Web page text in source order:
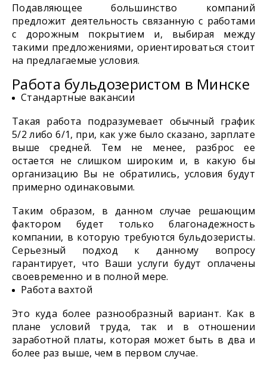
Подавляющее большинство компаний
предложит деятельность связанную с работами
с дорожным покрытием и, выбирая между
такими предложениями, ориентироваться стоит
на предлагаемые условия.
Работа бульдозеристом в Минске
Стандартные вакансии
Такая работа подразумевает обычный график
5/2 либо 6/1, при, как уже было сказано, зарплате
выше средней. Тем не менее, разброс ее
остается не слишком широким и, в какую бы
организацию Вы не обратились, условия будут
примерно одинаковыми.
Таким образом, в данном случае решающим
фактором будет только благонадежность
компании, в которую требуются бульдозеристы.
Серьезный подход к данному вопросу
гарантирует, что Ваши услуги будут оплачены
своевременно и в полной мере.
Работа вахтой
Это куда более разнообразный вариант. Как в
плане условий труда, так и в отношении
заработной платы, которая может быть в два и
более раз выше, чем в первом случае.